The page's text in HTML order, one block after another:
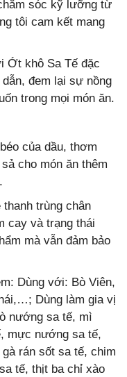
sóc kỹ lưỡng từ
tôi cam kết mang
Ớt khô Sa Tế đặc
đem lại sự nồng
trong mọi món ăn.
của dầu, thơm
cho món ăn thêm
thanh trùng chân
cay và trạng thái
mà vẫn đảm bảo
Dùng với: Bò Viên,
Dùng làm gia vị
nướng sa tế, mì
mực nướng sa tế,
rán sốt sa tế, chim
tế, thịt ba chỉ xào